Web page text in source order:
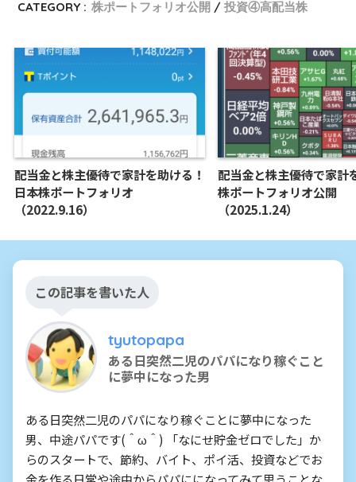
CATEGORY : 株ポートフォリオ公開 投資④高配当株
配当金と株主優待で家計を助ける！
日本株ポートフォリオ
（2022.9.16）
配当金と株主優待で家計
株ポートフォリオ公開
（2025.1.24）
この記事を書いた人
tyutopapa
ある日突然二児のパパになり稼ぐこと
に夢中になった男
ある日突然二児のパパになり稼ぐことに夢中になった
男、中途パパです(＾ω＾) 「なにせ貯金ゼロでした」か
らのスタートで、節約、バイト、ポイ活、投資などでお